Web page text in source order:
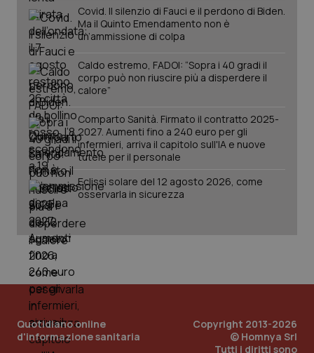
Covid. Il silenzio di Fauci e il perdono di Biden.
Ma il Quinto Emendamento non è
un’ammissione di colpa
Caldo estremo, FADOI: “Sopra i 40 gradi il
corpo può non riuscire più a disperdere il
calore”
Comparto Sanità. Firmato il contratto 2025-
2027. Aumenti fino a 240 euro per gli
infermieri, arriva il capitolo sull'IA e nuove
tutele per il personale
Eclissi solare del 12 agosto 2026, come
osservarla in sicurezza
Quotidiano online
d'informazione sanitaria
Copyright 2013-2026
© Homnya Srl
Tutti i diritti sono
.quotidianosanita.it
PHP.net